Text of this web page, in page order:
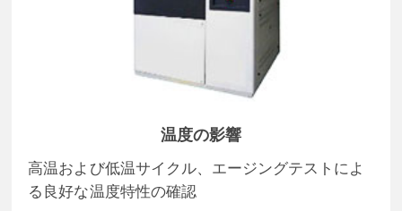
温度の影響
高温および低温サイクル、エージングテストによ
る良好な温度特性の確認